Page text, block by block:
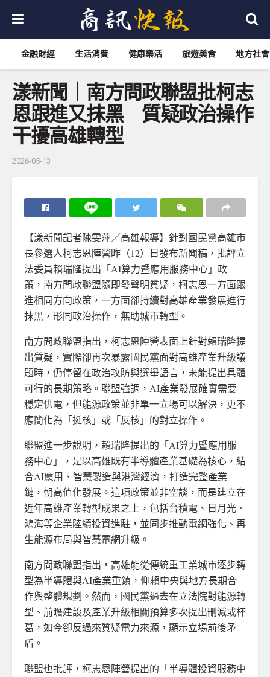
金融財經 生活消費 健康樂活 旅遊美食 地方社會
漾新聞｜南方問政聯盟批柯志
恩跟進又抹黑 質疑政治操作
干擾高雄轉型
2026-05-13
【漾新聞記者陳雯萍／高雄報導】針對國民黨高雄市
長參選人柯志恩陣營昨（12）日發布新聞稿，批評立
法委員賴瑞隆提出「AI算力暨應用服務中心」政
策，南方問政聯盟隨即發聲明質疑，柯志恩一方面跟
進相同方向政策，一方面卻持續對高雄產業發展進行
抹黑，形同政治操作，無助城市轉型。
南方問政聯盟指出，柯志恩陣營表面上針對賴瑞隆提
出質疑，實際卻再次暴露國民黨面對高雄產業升級議
題時，仍停留在政治攻防與選舉語言，未能提出具體
可行的長期策略。聯盟強調，AI產業發展確實需要
穩定供電，但能源政策並非單一立場可以解決，更不
應簡化為「挺核」或「反核」的對立操作。
聯盟進一步說明，賴瑞隆提出的「AI算力暨應用服
務中心」，是以高雄既有半導體產業基礎為核心，結
合AI應用、智慧製造與港灣經濟，打造完整產業
鏈，朝高值化發展。這項政策並非空談，而是建立在
近年高雄產業轉型成果之上，包括台積電、日月光、
鴻海等企業陸續投資進駐，並同步推動電網強化、再
生能源布局與智慧電網升級。
南方問政聯盟指出，高雄能從傳統重工業城市逐步轉
型為半導體與AI產業重鎮，仰賴中央與地方長期合
作與整體規劃。然而，國民黨過去在立法院對能源轉
型、前瞻建設及產業升級相關預算多次提出刪減或杯
葛，如今卻反過來質疑電力來源，顯示立場前後矛
盾。
聯盟也批評，柯志恩陣營提出的「半導體投資服務中